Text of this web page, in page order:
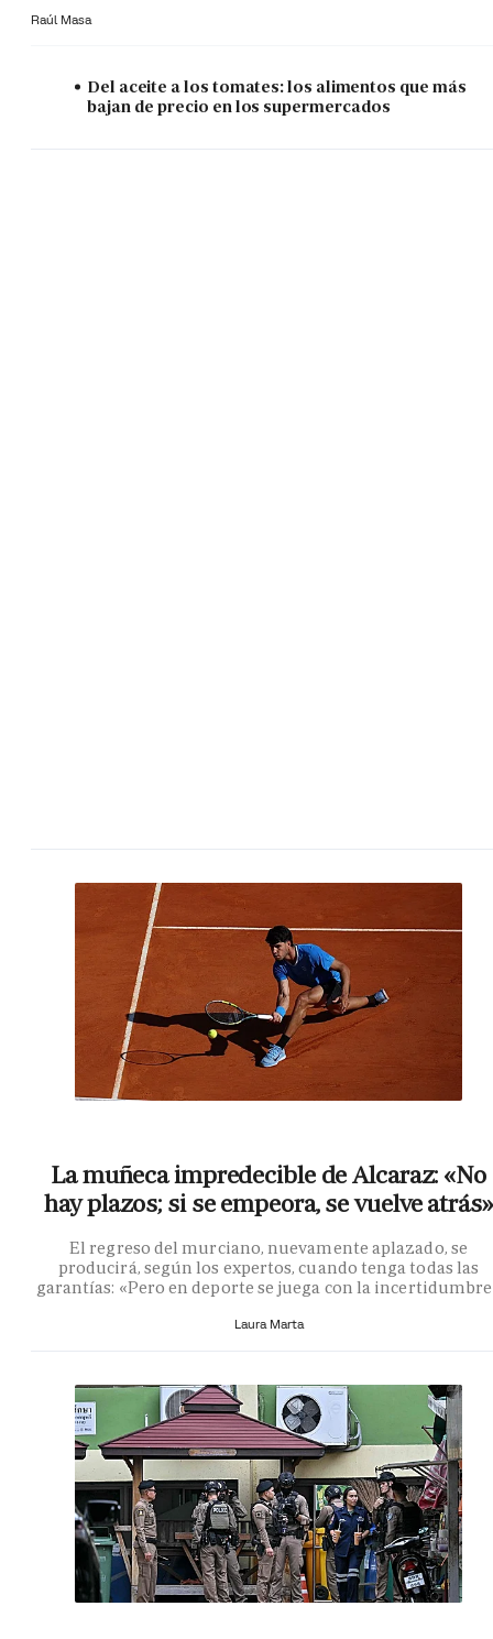
Raúl Masa
Del aceite a los tomates: los alimentos que más
bajan de precio en los supermercados
La muñeca impredecible de Alcaraz: «No
hay plazos; si se empeora, se vuelve atrás»
El regreso del murciano, nuevamente aplazado, se
producirá, según los expertos, cuando tenga todas las
garantías: «Pero en deporte se juega con la
Laura Marta